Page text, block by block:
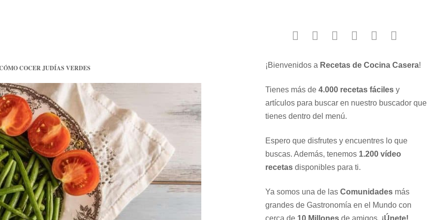
COCER JUDÍAS VERDES ¡Bienvenidos a Recetas de Cocina Casera!
Tienes más de 4.000 recetas fácilesy
artículos para buscar en nuestro buscador que
tienes dentro del menú.
Espero que disfrutes y encuentres lo que
buscas. Además, tenemos 1.200 vídeo
recetasdisponibles para ti.
Ya somos una de las Comunidadesmás
grandes de Gastronomía en el Mundo con
cerca de 10 Millonesde amigos. ¡Únete!